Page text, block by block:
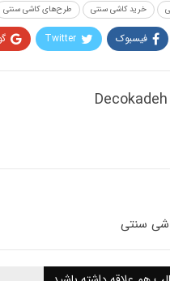
خرید کاشی سنتی طرح‌های کاشی سنتی
فیسبوک Twitter
Decokadeh
سنتی